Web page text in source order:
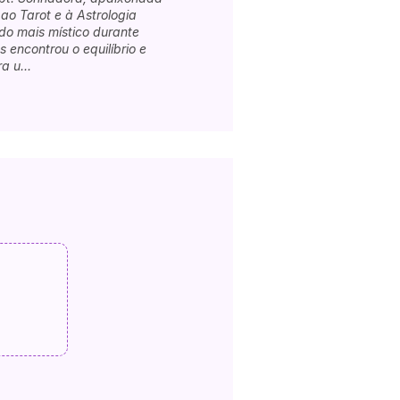
Tarot e à Astrologia
mais místico durante
encontrou o equilíbrio e
u...